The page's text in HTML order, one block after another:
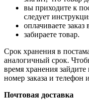
вы приходите к
следует
оплачиваете
забираете товар.
Срок хранения в
аналогичный срок.
время хранения
номер заказа и телефон
Почтовая доставка